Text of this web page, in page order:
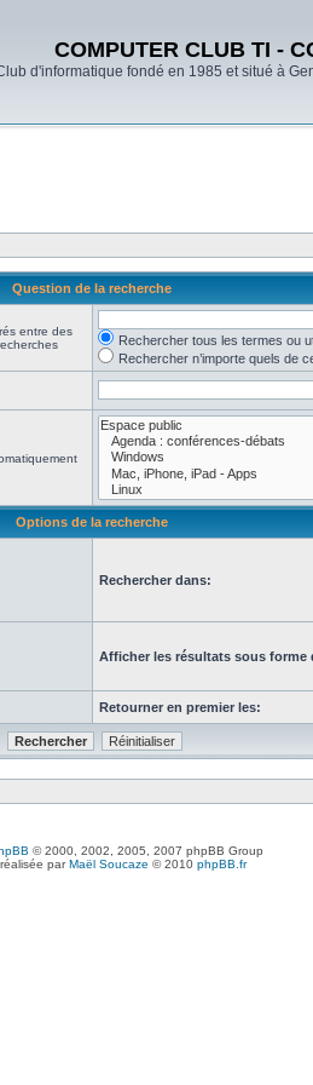
COMPUTER CLUB TI -
d'informatique fondé en 1985 et situé à
Question de la recherche
entre des
Rechercher tous les termes ou
Rechercher n’importe quels de
Options de la recherche
Rechercher dans:
Afficher les résultats sous forme
Retourner en premier les:
© 2000, 2002, 2005, 2007 phpBB Group
parMaël Soucaze © 2010 phpBB.fr